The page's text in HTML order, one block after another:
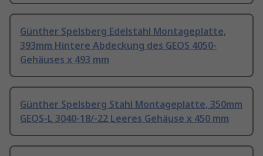
Günther Spelsberg Edelstahl Montageplatte,
393mm Hintere Abdeckung des GEOS 4050-
Gehäuses x 493 mm
Günther Spelsberg Stahl Montageplatte, 350mm
GEOS-L 3040-18/-22 Leeres Gehäuse x 450 mm